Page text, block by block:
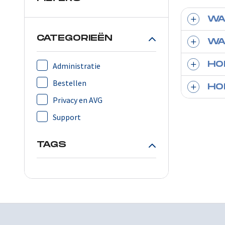
CATEGORIEËN
Administratie
Bestellen
Privacy en AVG
Support
TAGS